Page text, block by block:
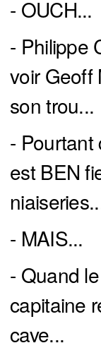
- OUCH...
- Philippe
voir Geoff
son trou...
- Pourtant
est BEN
- MAIS...
- Quand
capitaine
cave...